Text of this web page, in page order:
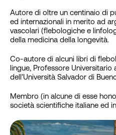
Autore di oltre un centinaio di
ed internazionali in merito ad
vascolari (flebologiche e
della medicina della longevità.
Co-autore di alcuni libri di
lingue, Professore Universitario
dell’Università Salvador di
Membro (in alcune di esse
società scientifiche italiane ed